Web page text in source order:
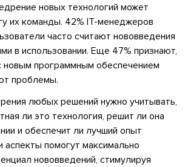
новых технологий может
их команды. 42% ІТ-менеджеров
часто считают нововведения
в использовании. Еще 47% признают,
новым программным обеспечением
проблемы.
любых решений нужно учитывать,
ли это технология, решит ли она
и обеспечит ли лучший опыт
аспекты помогут максимально
нововведений, стимулируя